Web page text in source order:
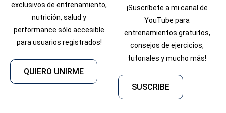
exclusivos de entrenamiento,
nutrición, salud y
performance sólo accesible
para usuarios registrados!
QUIERO UNIRME
¡Suscríbete a mi canal de
YouTube para
entrenamientos gratuitos,
consejos de ejercicios,
tutoriales y mucho más!
SUSCRIBE